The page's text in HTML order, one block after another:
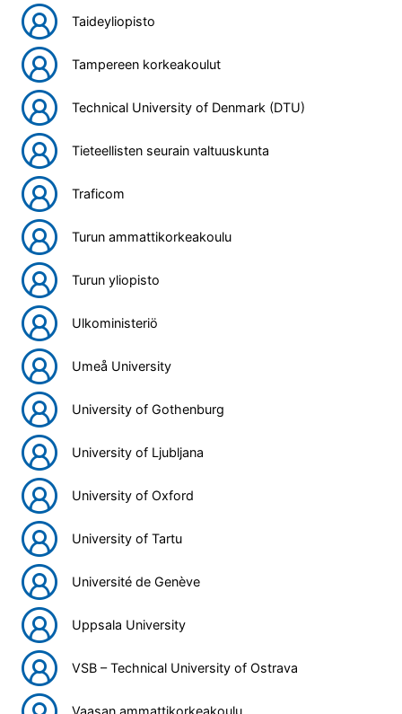
Taideyliopisto
Tampereen korkeakoulut
Technical University of Denmark (DTU)
Tieteellisten seurain valtuuskunta
Traficom
Turun ammattikorkeakoulu
Turun yliopisto
Ulkoministeriö
Umeå University
University of Gothenburg
University of Ljubljana
University of Oxford
University of Tartu
Université de Genève
Uppsala University
VSB – Technical University of Ostrava
Vaasan ammattikorkeakoulu